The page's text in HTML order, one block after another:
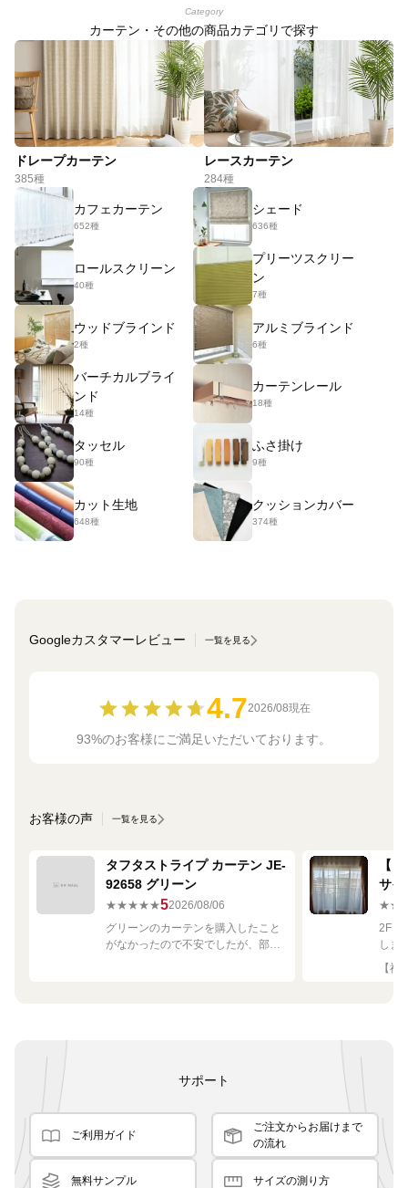
Category
カーテン・その他の商品カテゴリで探す
ドレープカーテン
385種
レースカーテン
284種
カフェカーテン
652種
シェード
636種
ロールスクリーン
40種
プリーツスクリー
ン
7種
ウッドブラインド
2種
アルミブラインド
6種
バーチカルブライ
ンド
14種
カーテンレール
18種
タッセル
90種
ふさ掛け
9種
カット生地
648種
クッションカバー
374種
Googleカスタマーレビュー 一覧を見る
4.72026/08現在
93%のお客様にご満足いただいております。
お客様の声 一覧を見る
タフタストライプ カーテン JE-
92658 グリーン
★★★★★52026/08/06
グリーンのカーテンを購入したこと
がなかったので不安でしたが、部屋
【
サイ
2Fリ
しま
し
で
【神
サポート
ご利用ガイド
ご注文からお届けまで
の流れ
無料サンプル サイズの測り方